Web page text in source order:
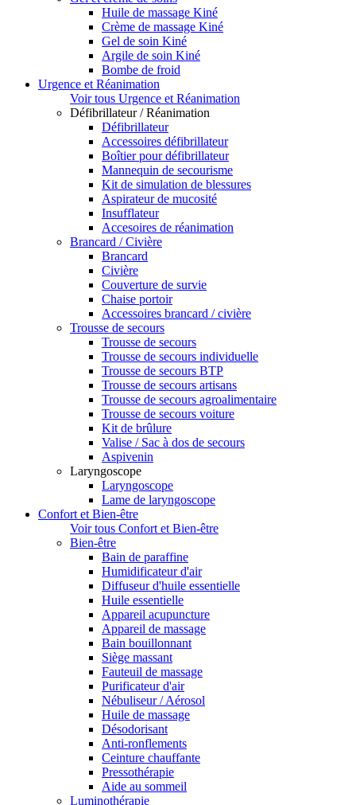
Huile de massage Kiné
Crème de massage Kiné
Gel de soin Kiné
Argile de soin Kiné
Bombe de froid
Urgence et Réanimation
Voir tous Urgence et Réanimation
Défibrillateur / Réanimation
Défibrillateur
Accessoires défibrillateur
Boîtier pour défibrillateur
Mannequin de secourisme
Kit de simulation de blessures
Aspirateur de mucosité
Insufflateur
Accesoires de réanimation
Brancard / Civière
Brancard
Civière
Couverture de survie
Chaise portoir
Accessoires brancard / civière
Trousse de secours
Trousse de secours
Trousse de secours individuelle
Trousse de secours BTP
Trousse de secours artisans
Trousse de secours agroalimentaire
Trousse de secours voiture
Kit de brûlure
Valise / Sac à dos de secours
Aspivenin
Laryngoscope
Laryngoscope
Lame de laryngoscope
Confort et Bien-être
Voir tous Confort et Bien-être
Bien-être
Bain de paraffine
Humidificateur d'air
Diffuseur d'huile essentielle
Huile essentielle
Appareil acupuncture
Appareil de massage
Bain bouillonnant
Siège massant
Fauteuil de massage
Purificateur d'air
Nébuliseur / Aérosol
Huile de massage
Désodorisant
Anti-ronflements
Ceinture chauffante
Pressothérapie
Aide au sommeil
Luminothérapie